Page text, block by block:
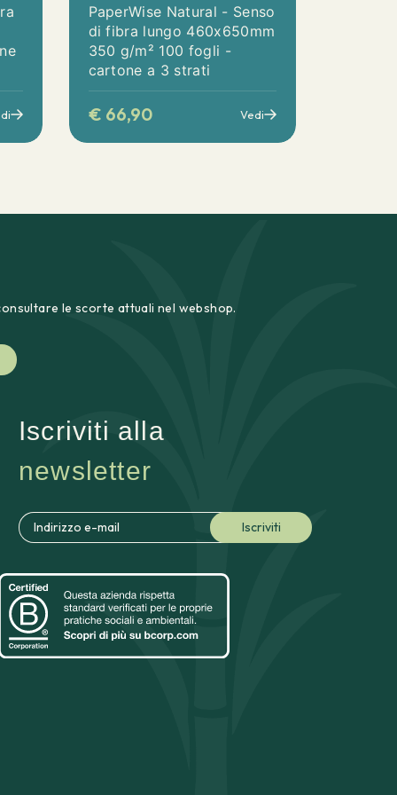
PaperWise Natural - Senso
di fibra lungo 460x650mm
350 g/m² 100 fogli -
cartone a 3 strati
€ 66,90 Vedi
le scorte attuali nel webshop.
Iscriviti alla
newsletter